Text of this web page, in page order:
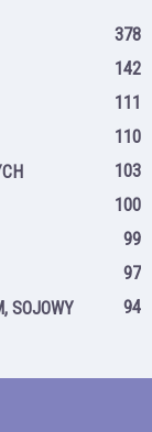
378
142
111
110
103
100
99
97
SOJOWY
94